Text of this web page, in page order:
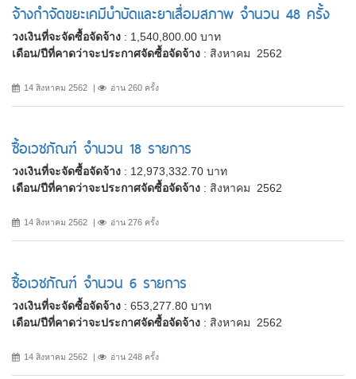
จ้างกำจัดขยะเคมีบำบัดและยาเสื่อมสภาพ จำนวน 48 ครั้ง
วงเงินที่จะจัดซื้อจัดจ้าง : 1,540,800.00 บาท
เดือน/ปีที่คาดว่าจะประกาศจัดซื้อจัดจ้าง : สิงหาคม 2562
14 สิงหาคม 2562 อ่าน 260 ครั้ง
ซื้อเวชภัณฑ์ จำนวน 18 รายการ
วงเงินที่จะจัดซื้อจัดจ้าง : 12,973,332.70 บาท
เดือน/ปีที่คาดว่าจะประกาศจัดซื้อจัดจ้าง : สิงหาคม 2562
14 สิงหาคม 2562 อ่าน 276 ครั้ง
ซื้อเวชภัณฑ์ จำนวน 6 รายการ
วงเงินที่จะจัดซื้อจัดจ้าง : 653,277.80 บาท
เดือน/ปีที่คาดว่าจะประกาศจัดซื้อจัดจ้าง : สิงหาคม 2562
14 สิงหาคม 2562 อ่าน 248 ครั้ง